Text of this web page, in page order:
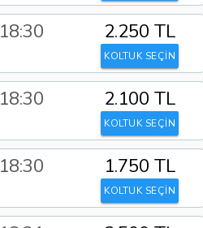
18:30 2.250 TL
KOLTUK SEÇİN
18:30 2.100 TL
KOLTUK SEÇİN
18:30 1.750 TL
KOLTUK SEÇİN